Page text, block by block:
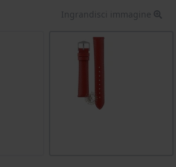
Ingrandisci immagine